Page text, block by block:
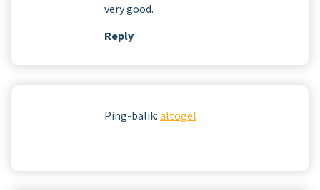
very good.
Reply
Ping-balik: altogel